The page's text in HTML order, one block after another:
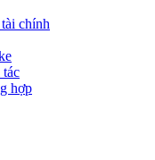
chính
hợp